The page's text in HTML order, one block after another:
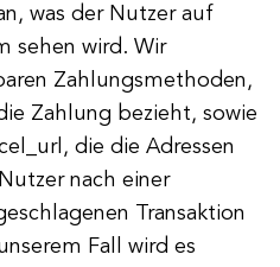
was der Nutzer auf
sehen wird. Wir
Zahlungsmethoden,
Zahlung bezieht, sowie
die die Adressen
nach einer
Transaktion
Fall wird es